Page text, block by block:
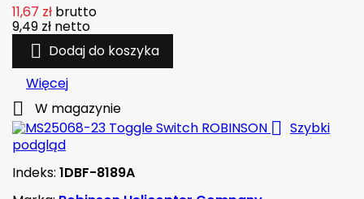
11,67 zł brutto
9,49 zł netto
 Dodaj do koszyka
Więcej
 W magazynie
 Szybki
podgląd
Indeks: 1DBF-8189A